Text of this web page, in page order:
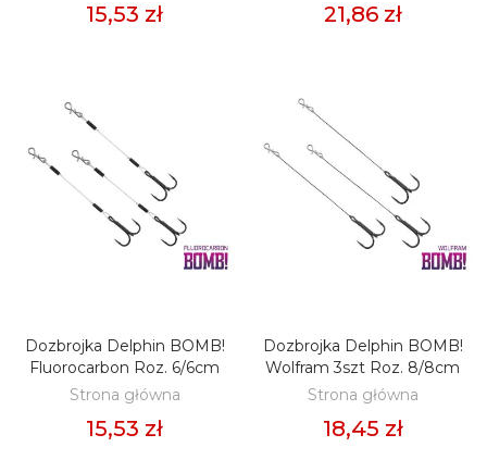
15,53 zł 21,86 zł
DODAJ DO KOSZYKA
Dozbrojka Delphin BOMB!
Fluorocarbon Roz. 6/6cm
Strona główna
15,53 zł
DODAJ DO KOSZYKA
Dozbrojka Delphin BOMB!
Wolfram 3szt Roz. 8/8cm
Strona główna
18,45 zł